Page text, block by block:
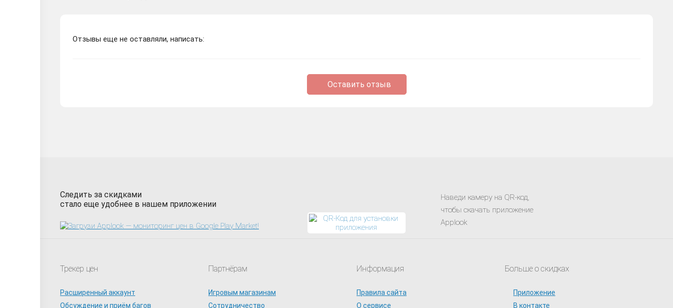
Отзывы еще не оставляли, написать:
Оставить отзыв
Следить за скидками
стало еще удобнее в нашем приложении
Наведи камеру на QR-код,
чтобы скачать приложение
Applook
Трекер цен
Расширенный аккаунт
Обсуждение и приём багов
Партнёрам
Игровым магазинам
Сотрудничество
Информация
Правила сайта
О сервисе
Больше о скидках
Приложение
В контакте